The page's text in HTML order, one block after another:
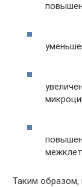
Таким образом,